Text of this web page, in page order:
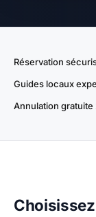
Réservation
Guides locaux
Annulation gratuite